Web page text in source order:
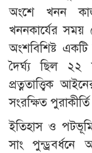
অংশে খনন
খননকার্যের সময়
অংশবিশিষ্ট
দৈর্ঘ্য ছিল ২২
প্রত্নতাত্ত্বিক
সংরক্ষিত
ইতিহাস ও
সাং